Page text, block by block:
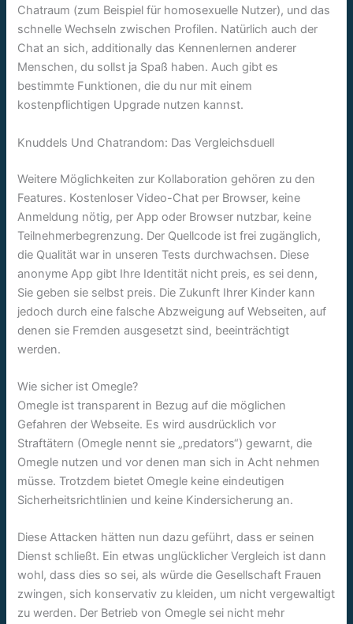
Chatraum (zum Beispiel für homosexuelle Nutzer), und das
schnelle Wechseln zwischen Profilen. Natürlich auch der
Chat an sich, additionally das Kennenlernen anderer
Menschen, du sollst ja Spaß haben. Auch gibt es
bestimmte Funktionen, die du nur mit einem
kostenpflichtigen Upgrade nutzen kannst.
Knuddels Und Chatrandom: Das Vergleichsduell
Weitere Möglichkeiten zur Kollaboration gehören zu den
Features. Kostenloser Video-Chat per Browser, keine
Anmeldung nötig, per App oder Browser nutzbar, keine
Teilnehmerbegrenzung. Der Quellcode ist frei zugänglich,
die Qualität war in unseren Tests durchwachsen. Diese
anonyme App gibt Ihre Identität nicht preis, es sei denn,
Sie geben sie selbst preis. Die Zukunft Ihrer Kinder kann
jedoch durch eine falsche Abzweigung auf Webseiten, auf
denen sie Fremden ausgesetzt sind, beeinträchtigt
werden.
Wie sicher ist Omegle?
Omegle ist transparent in Bezug auf die möglichen
Gefahren der Webseite. Es wird ausdrücklich vor
Straftätern (Omegle nennt sie „predators“) gewarnt, die
Omegle nutzen und vor denen man sich in Acht nehmen
müsse. Trotzdem bietet Omegle keine eindeutigen
Sicherheitsrichtlinien und keine Kindersicherung an.
Diese Attacken hätten nun dazu geführt, dass er seinen
Dienst schließt. Ein etwas unglücklicher Vergleich ist dann
wohl, dass dies so sei, als würde die Gesellschaft Frauen
zwingen, sich konservativ zu kleiden, um nicht vergewaltigt
zu werden. Der Betrieb von Omegle sei nicht mehr